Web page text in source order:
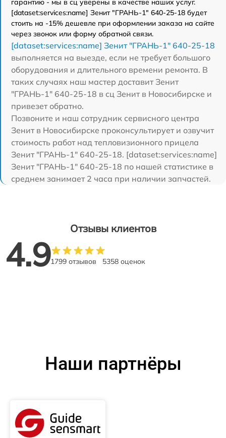
гарантию - мы в сц уверены в качестве наших услуг.
[dataset:services:name] Зенит "ГРАНЬ-1" 640-25-18 будет
стоить на -15% дешевле при оформлении заказа на сайте
через звонок или форму обратной связи.
[dataset:services:name] Зенит "ГРАНЬ-1" 640-25-18
выполняется на выезде, если не требует большого
оборудования и длительного времени ремонта. В
таких случаях наш мастер доставит Зенит
"ГРАНЬ-1" 640-25-18 в сц Зенит в Новосибирске и
привезет обратно.
Позвоните и наш сотрудник сервисного центра
Зенит в Новосибирске проконсультирует и озвучит
стоимость работ над тепловизионного прицела
Зенит "ГРАНЬ-1" 640-25-18. [dataset:services:name]
Зенит "ГРАНЬ-1" 640-25-18 по нашей статистике в
среднем занимает 2 часа при наличии запчастей.
Отзывы клиентов
4.91799 отзывов 5358 оценок
Наши партнёры